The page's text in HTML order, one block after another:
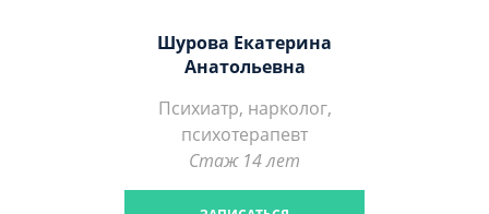
Шурова Екатерина
Анатольевна
Психиатр, нарколог,
психотерапевт
Стаж 14 лет